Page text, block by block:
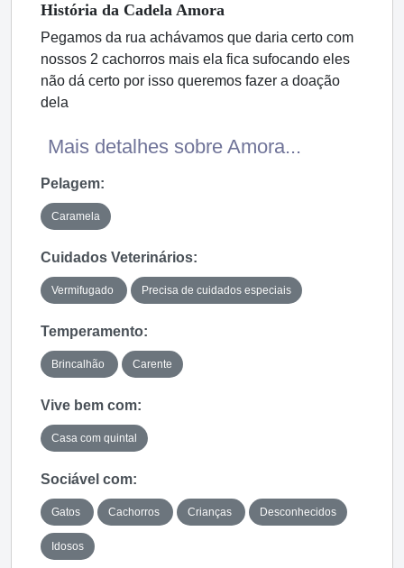
História da Cadela Amora
Pegamos da rua achávamos que daria certo com
nossos 2 cachorros mais ela fica sufocando eles
não dá certo por isso queremos fazer a doação
dela
Mais detalhes sobre Amora...
Pelagem:
Caramela
Cuidados Veterinários:
Vermifugado Precisa de cuidados especiais
Temperamento:
Brincalhão Carente
Vive bem com:
Casa com quintal
Sociável com:
Gatos Cachorros Crianças Desconhecidos
Idosos